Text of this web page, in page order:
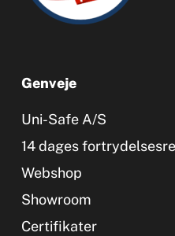
Genveje
Uni-Safe A/S
14 dages
Webshop
Showroom
Certifikater